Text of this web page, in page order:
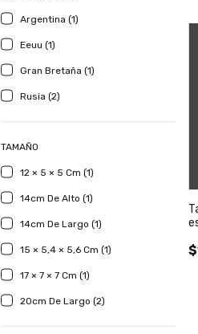
Argentina (1)
Eeuu (1)
Gran Bretaña (1)
Rusia (2)
TAMAÑO
12 × 5 × 5 Cm (1)
14cm De Alto (1)
14cm De Largo (1)
15 × 5,4 × 5,6 Cm (1)
17 × 7 × 7 Cm (1)
20cm De Largo (2)